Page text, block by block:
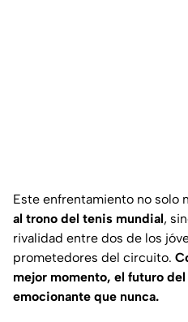
Este enfrentamiento no solo
al trono del tenis mundial,
rivalidad entre dos de los
prometedores del circuito.
mejor momento, el futuro
emocionante que nunca.